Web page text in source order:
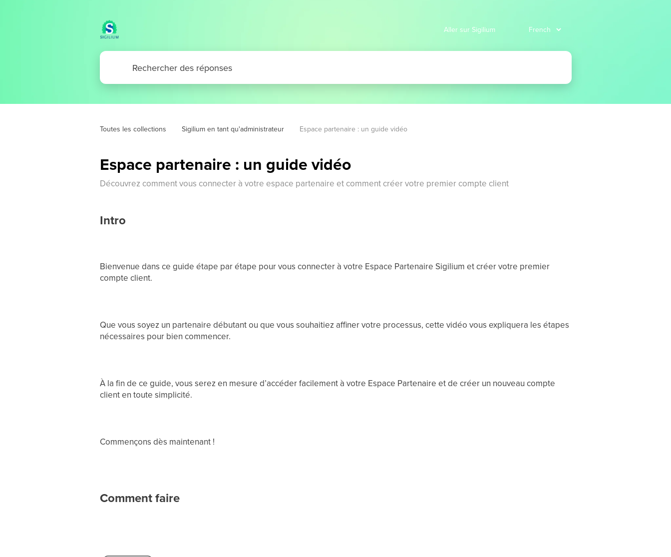
Aller sur Sigilium
Toutes les collections Sigilium en tant qu'administrateur Espace partenaire : un guide vidéo
Espace partenaire : un guide vidéo
Découvrez comment vous connecter à votre espace partenaire et comment créer votre premier compte client
Intro
Bienvenue dans ce guide étape par étape pour vous connecter à votre Espace Partenaire Sigilium et créer votre premier
compte client.
Que vous soyez un partenaire débutant ou que vous souhaitiez affiner votre processus, cette vidéo vous expliquera les étapes
nécessaires pour bien commencer.
À la fin de ce guide, vous serez en mesure d’accéder facilement à votre Espace Partenaire et de créer un nouveau compte
client en toute simplicité.
Commençons dès maintenant !
Comment faire